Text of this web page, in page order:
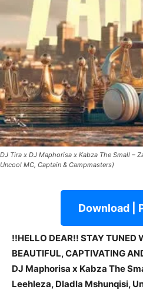
DJ Tira x DJ Maphorisa x Kabza The Small –
Uncool MC, Captain & Campmasters)
Download |
!!HELLO DEAR!! STAY TUNED
BEAUTIFUL, CAPTIVATING
DJ Maphorisa x Kabza The
Leehleza, Dladla Mshunqisi,